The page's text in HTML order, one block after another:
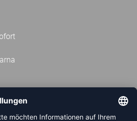
KOSTENLOSEN
UND VERPASSE KEINE